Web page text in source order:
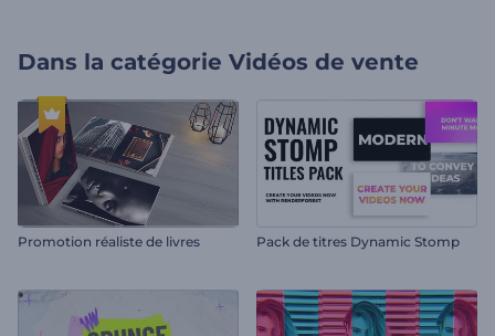
Dans la catégorie Vidéos de vente
Promotion réaliste de livres Pack de titres Dynamic Stomp